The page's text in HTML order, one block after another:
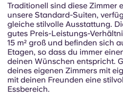
Italian
French
Traditionell sind diese Zimmer
unsere Standard-Suiten,
gleiche stilvolle Ausstattung.
gutes Preis-Leistungs-
15 m² groß und befinden sich
Etagen, so dass du immer
deinen Wünschen entspricht.
deines eigenen Zimmers mit
mit deinen Freunden eine
Essbereich.